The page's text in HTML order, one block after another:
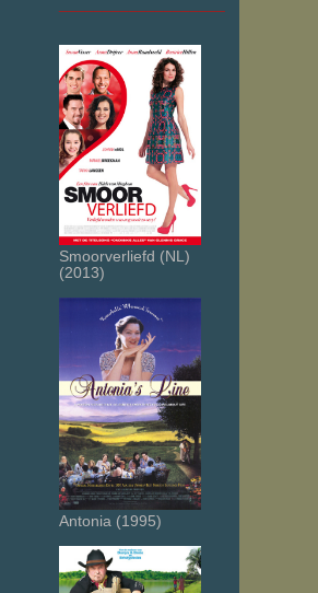
Smoorverliefd (NL)
(2013)
Antonia (1995)